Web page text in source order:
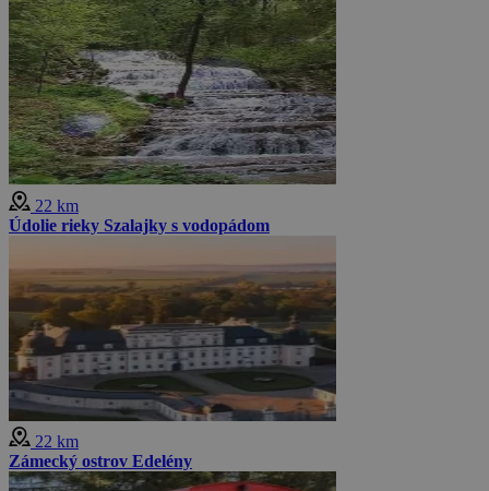
22 km
Údolie rieky Szalajky s vodopádom
22 km
Zámecký ostrov Edelény